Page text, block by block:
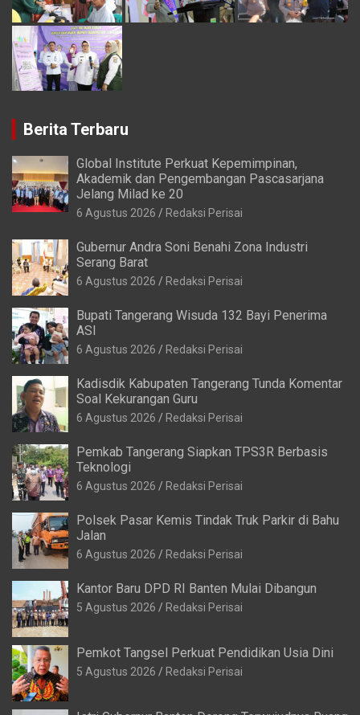
Berita Terbaru
Global Institute Perkuat Kepemimpinan,
Akademik dan Pengembangan Pascasarjana
Jelang Milad ke 20
6 Agustus 2026 Redaksi Perisai
Gubernur Andra Soni Benahi Zona Industri
Serang Barat
6 Agustus 2026 Redaksi Perisai
Bupati Tangerang Wisuda 132 Bayi Penerima
ASI
6 Agustus 2026 Redaksi Perisai
Kadisdik Kabupaten Tangerang Tunda Komentar
Soal Kekurangan Guru
6 Agustus 2026 Redaksi Perisai
Pemkab Tangerang Siapkan TPS3R Berbasis
Teknologi
6 Agustus 2026 Redaksi Perisai
Polsek Pasar Kemis Tindak Truk Parkir di Bahu
Jalan
6 Agustus 2026 Redaksi Perisai
Kantor Baru DPD RI Banten Mulai Dibangun
5 Agustus 2026 Redaksi Perisai
Pemkot Tangsel Perkuat Pendidikan Usia Dini
5 Agustus 2026 Redaksi Perisai